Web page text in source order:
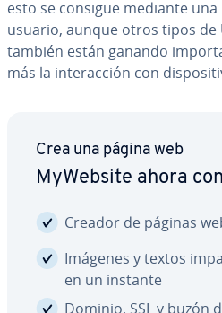
esto se consigue mediante
usuario, aunque otros tipos de
también están ganando
más la in­ter­ac­ción con
Crea una página web
MyWebsite ahora
Creador de páginas
Imágenes y textos
en un instante
Dominio, SSL y buzón